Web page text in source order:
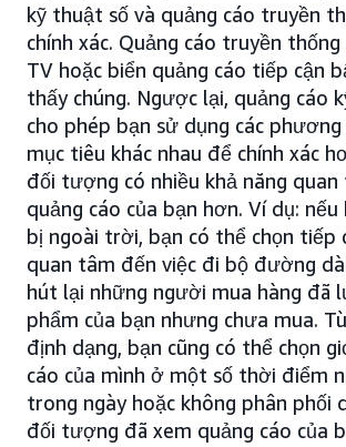
kỹ thuật số và quảng cáo truyền
chính xác. Quảng cáo truyền
TV hoặc biển quảng cáo tiếp cận
thấy chúng. Ngược lại, quảng cáo
cho phép bạn sử dụng các
mục tiêu khác nhau để chính xác
đối tượng có nhiều khả năng
quảng cáo của bạn hơn. Ví dụ:
bị ngoài trời, bạn có thể chọn tiếp
quan tâm đến việc đi bộ đường
hút lại những người mua hàng đã
phẩm của bạn nhưng chưa mua.
định dạng, bạn cũng có thể chọn
cáo của mình ở một số thời điểm
trong ngày hoặc không phân phối
đối tượng đã xem quảng cáo của